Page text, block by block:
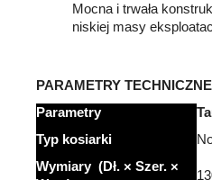
Mocna i trwała
niskiej masy
PARAMETRY TECHNICZNE
Parametry
Typ kosiarki
Wymiary (Dł. × Szer. ×